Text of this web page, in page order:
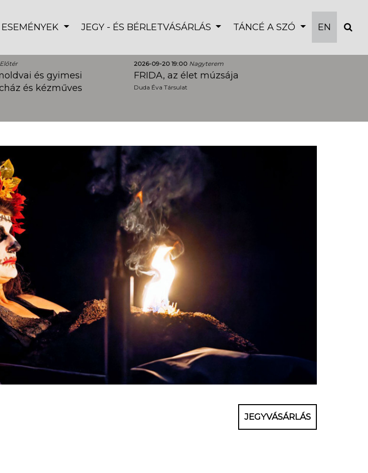
ESEMÉNYEK JEGY - ÉS BÉRLETVÁSÁRLÁS TÁNCÉ A SZÓ EN
Előtér
és gyimesi
és kézműves
2026-09-20 19:00 Nagyterem
FRIDA, az élet múzsája
Duda Éva Társulat
JEGYVÁSÁRLÁS